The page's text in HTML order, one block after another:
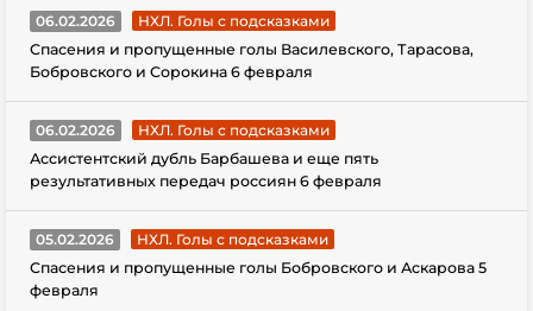
06.02.2026
НХЛ. Голы с подсказками
Спасения и пропущенные голы Василевского, Тарасова,
Бобровского и Сорокина 6 февраля
06.02.2026
НХЛ. Голы с подсказками
Ассистентский дубль Барбашева и еще пять
результативных передач россиян 6 февраля
05.02.2026
НХЛ. Голы с подсказками
Спасения и пропущенные голы Бобровского и Аскарова 5
февраля